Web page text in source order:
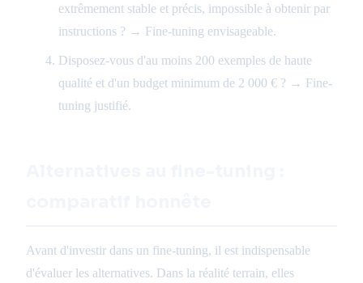
extrêmement stable et précis, impossible à obtenir par
instructions ? → Fine-tuning envisageable.
Disposez-vous d'au moins 200 exemples de haute
qualité et d'un budget minimum de 2 000 € ? → Fine-
tuning justifié.
Avant d'investir dans un fine-tuning, il est indispensable
d'évaluer les alternatives. Dans la réalité terrain, elles